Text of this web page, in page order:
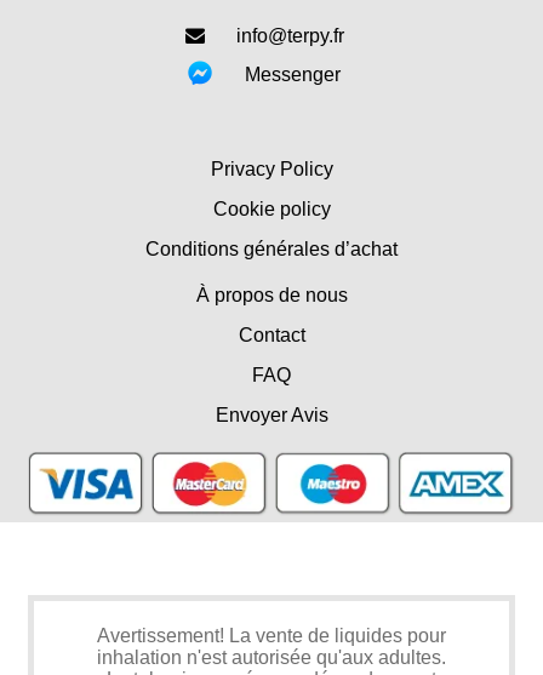
info@terpy.fr
Messenger
Privacy Policy
Cookie policy
Conditions générales d’achat
À propos de nous
Contact
FAQ
Envoyer Avis
Avertissement! La vente de liquides pour
inhalation n'est autorisée qu'aux adultes.